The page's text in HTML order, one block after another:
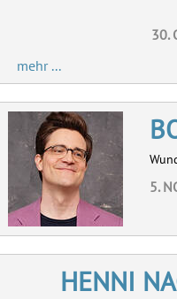
30.
mehr ...
5.
HENNI